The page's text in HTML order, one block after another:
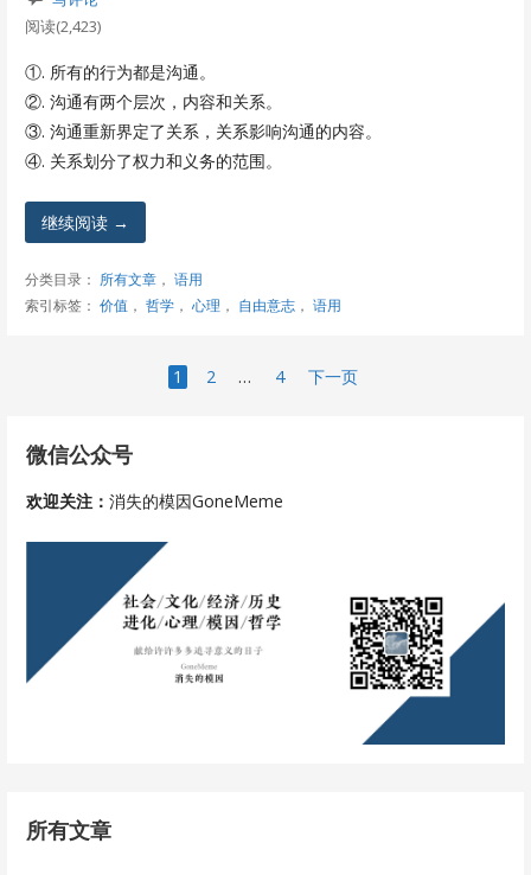
阅读(2,423)
①. 所有的行为都是沟通。
②. 沟通有两个层次，内容和关系。
③. 沟通重新界定了关系，关系影响沟通的内容。
④. 关系划分了权力和义务的范围。
继续阅读 →
分类目录： 所有文章， 语用
索引标签： 价值 ， 哲学， 心理 ， 自由意志， 语用
导
航
1 2 … 4 下一页
微信公众号
欢迎关注：消失的模因GoneMeme
所有文章